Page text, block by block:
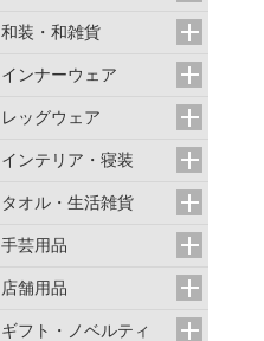
和装・和雑貨
インナーウェア
レッグウェア
インテリア・寝装
タオル・生活雑貨
手芸用品
店舗用品
ギフト・ノベルティ